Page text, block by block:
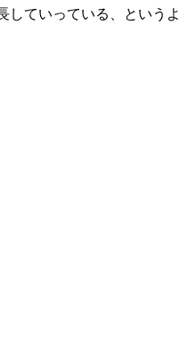
していっている、というよ